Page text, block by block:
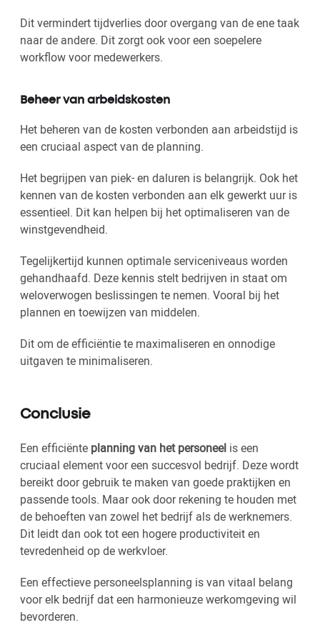
Dit vermindert tijdverlies door overgang van de ene taak
naar de andere. Dit zorgt ook voor een soepelere
workflow voor medewerkers.
Beheer van arbeidskosten
Het beheren van de kosten verbonden aan arbeidstijd is
een cruciaal aspect van de planning.
Het begrijpen van piek- en daluren is belangrijk. Ook het
kennen van de kosten verbonden aan elk gewerkt uur is
essentieel. Dit kan helpen bij het optimaliseren van de
winstgevendheid.
Tegelijkertijd kunnen optimale serviceniveaus worden
gehandhaafd. Deze kennis stelt bedrijven in staat om
weloverwogen beslissingen te nemen. Vooral bij het
plannen en toewijzen van middelen.
Dit om de efficiëntie te maximaliseren en onnodige
uitgaven te minimaliseren.
Conclusie
Een efficiënte planning van het personeel is een
cruciaal element voor een succesvol bedrijf. Deze wordt
bereikt door gebruik te maken van goede praktijken en
passende tools. Maar ook door rekening te houden met
de behoeften van zowel het bedrijf als de werknemers.
Dit leidt dan ook tot een hogere productiviteit en
tevredenheid op de werkvloer.
Een effectieve personeelsplanning is van vitaal belang
voor elk bedrijf dat een harmonieuze werkomgeving wil
bevorderen.